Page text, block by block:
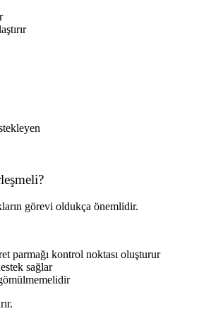
görevi oldukça önemlidir.
parmağı kontrol noktası oluşturur
sağlar